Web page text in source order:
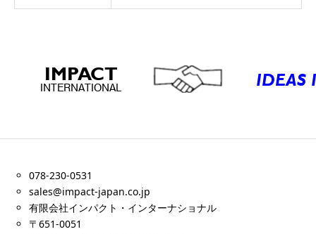
078-230-0531
sales@impact-japan.co.jp
有限会社インパクト・インターナショナル
〒651-0051